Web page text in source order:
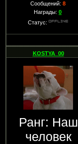
Сообщений: 8
Награды: 0
Статус:
KOSTYA_00
Ранг: Наш
человек